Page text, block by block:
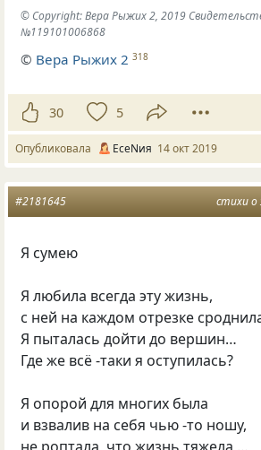
© Copyright: Вера Рыжих 2, 2019
№119101006868
© Вера Рыжих 2 318
30 5
Опубликовала ЕсеNия 14 окт 2019
стихи о
#2181645
Я сумею
Я любила всегда эту жизнь,
с ней на каждом отрезке
Я пыталась дойти до вершин…
Где же всё -таки я оступилась?
Я опорой для многих была
и взвалив на себя чью -то ношу,